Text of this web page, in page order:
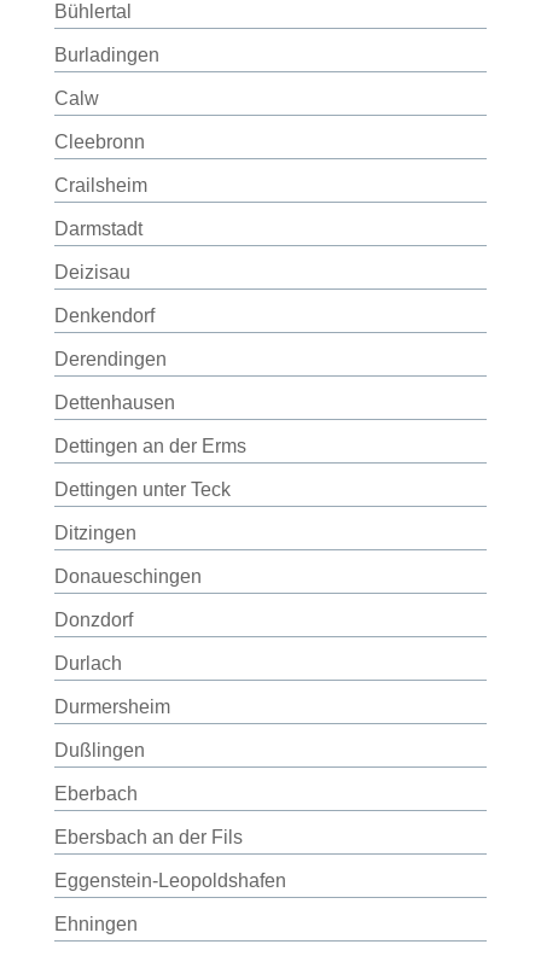
Bühlertal
Burladingen
Calw
Cleebronn
Crailsheim
Darmstadt
Deizisau
Denkendorf
Derendingen
Dettenhausen
Dettingen an der Erms
Dettingen unter Teck
Ditzingen
Donaueschingen
Donzdorf
Durlach
Durmersheim
Dußlingen
Eberbach
Ebersbach an der Fils
Eggenstein-Leopoldshafen
Ehningen